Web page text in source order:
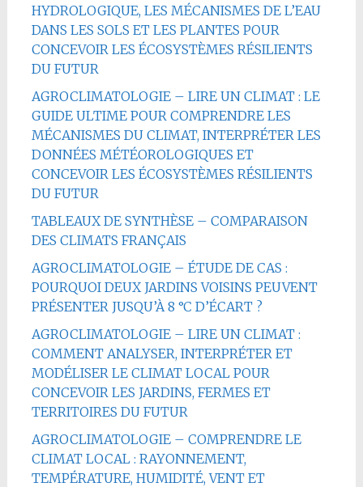
HYDROLOGIQUE, LES MÉCANISMES DE L’EAU
DANS LES SOLS ET LES PLANTES POUR
CONCEVOIR LES ÉCOSYSTÈMES RÉSILIENTS
DU FUTUR
AGROCLIMATOLOGIE – LIRE UN CLIMAT : LE
GUIDE ULTIME POUR COMPRENDRE LES
MÉCANISMES DU CLIMAT, INTERPRÉTER LES
DONNÉES MÉTÉOROLOGIQUES ET
CONCEVOIR LES ÉCOSYSTÈMES RÉSILIENTS
DU FUTUR
TABLEAUX DE SYNTHÈSE – COMPARAISON
DES CLIMATS FRANÇAIS
AGROCLIMATOLOGIE – ÉTUDE DE CAS :
POURQUOI DEUX JARDINS VOISINS PEUVENT
PRÉSENTER JUSQU’À 8 °C D’ÉCART ?
AGROCLIMATOLOGIE – LIRE UN CLIMAT :
COMMENT ANALYSER, INTERPRÉTER ET
MODÉLISER LE CLIMAT LOCAL POUR
CONCEVOIR LES JARDINS, FERMES ET
TERRITOIRES DU FUTUR
AGROCLIMATOLOGIE – COMPRENDRE LE
CLIMAT LOCAL : RAYONNEMENT,
TEMPÉRATURE, HUMIDITÉ, VENT ET